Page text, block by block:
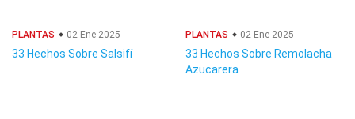
PLANTAS 02 Ene 2025
33 Hechos Sobre Salsifí
PLANTAS 02 Ene 2025
33 Hechos Sobre Remolacha
Azucarera